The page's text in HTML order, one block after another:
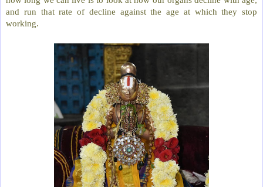
and run that rate of decline against the age at which they stop
working.